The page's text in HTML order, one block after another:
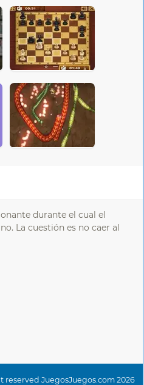
durante el cual el
La cuestión es no caer al
reserved JuegosJuegos.com 2026